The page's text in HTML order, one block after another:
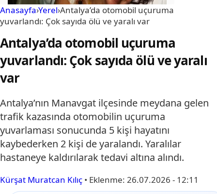
Anasayfa›Yerel›Antalya’da otomobil uçuruma
yuvarlandı: Çok sayıda ölü ve yaralı var
Antalya’da otomobil uçuruma
yuvarlandı: Çok sayıda ölü ve yaralı
var
Antalya’nın Manavgat ilçesinde meydana gelen
trafik kazasında otomobilin uçuruma
yuvarlaması sonucunda 5 kişi hayatını
kaybederken 2 kişi de yaralandı. Yaralılar
hastaneye kaldırılarak tedavi altına alındı.
Kürşat Muratcan Kılıç • Eklenme: 26.07.2026 - 12:11